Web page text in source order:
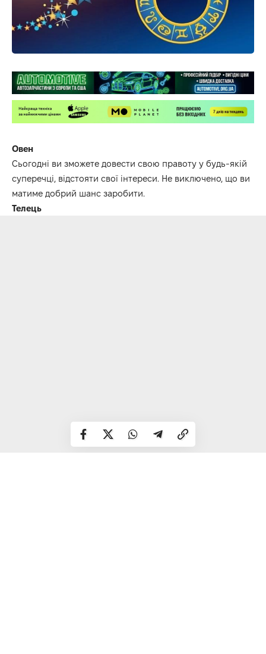
Овен
Сьогодні ви зможете довести свою правоту у будь-якій
суперечці, відстояти свої інтереси. Не виключено, що ви
матиме добрий шанс заробити.
Телець